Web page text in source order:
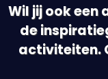
Wil jij ook een
de
activiteiten.